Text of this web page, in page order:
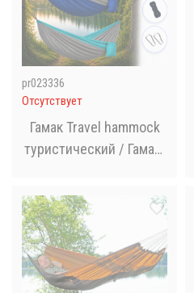
pr023336
Отсутствует
Гамак Travel hammock
туристический / Гамак-
нейлоновый